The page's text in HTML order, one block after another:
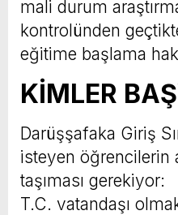
mali durum
kontrolünden
eğitime başlama
KİMLER
Darüşşafaka Giriş
isteyen öğrencilerin
taşıması gerekiyor:
T.C. vatandaşı